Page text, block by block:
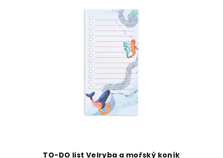
TO-DO list Velryba a mořský koník